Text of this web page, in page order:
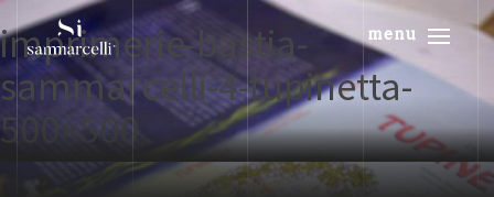
menu
imprimerie-bastia-
sammarcelli-4-tupinetta-
500×500